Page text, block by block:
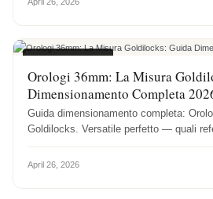
Orologi 36mm: La Misura
Dimensionamento Completa
Guida dimensionamento completa:
Goldilocks. Versatile perfetto — quali
April 26, 2026